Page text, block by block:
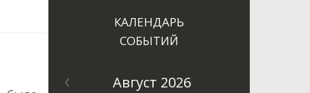
КАЛЕНДАРЬ
СОБЫТИЙ
Август 2026